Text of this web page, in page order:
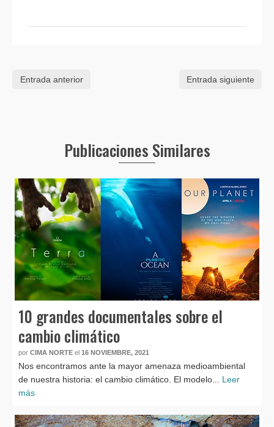
Entrada anterior Entrada siguiente
Publicaciones Similares
10 grandes documentales sobre el
cambio climático
por CIMA NORTE el 16 NOVIEMBRE, 2021
Nos encontramos ante la mayor amenaza medioambiental
de nuestra historia: el cambio climático. El modelo... Leer
más